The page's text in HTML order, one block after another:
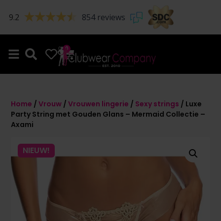
9.2 854 reviews
0 0
Home /Vrouw /Vrouwen lingerie / Sexy strings / Luxe
Party String met Gouden Glans – Mermaid Collectie –
Axami
NIEUW!